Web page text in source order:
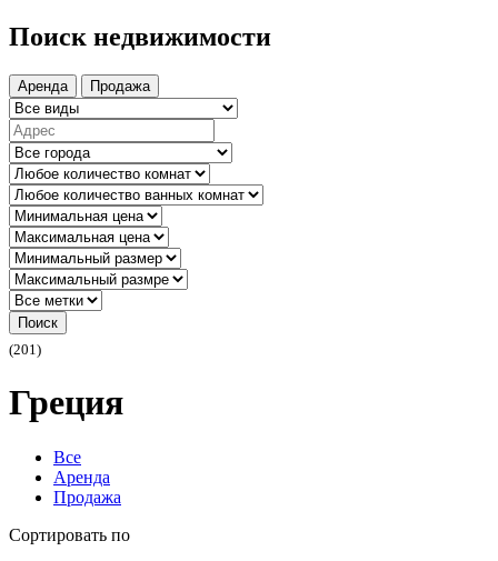
Поиск недвижимости
Аренда Продажа
Поиск
(201)
Греция
Все
Аренда
Продажа
Сортировать по